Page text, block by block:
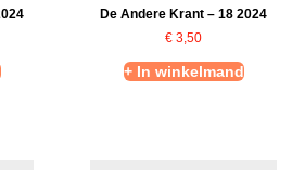
De Andere Krant – 18 2024
€ 3,50
+ In winkelmand